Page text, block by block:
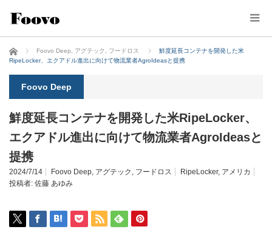
ホーム Foovo Deep アグテック フードロス
鮮度延長コンテナを開発した米
RipeLocker、エクアドル進出に向けて物流業者AgroIdeasと提携
Foovo Deep
鮮度延長コンテナを開発した米RipeLocker、
エクアドル進出に向けて物流業者AgroIdeasと
提携
2024/7/14 Foovo Deep, アグテック , フードロス RipeLocker, アメリカ
投稿者: 佐藤 あゆみ